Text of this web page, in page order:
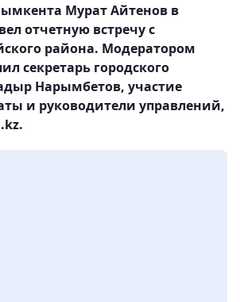
Мурат Айтенов в
отчетную встречу с
района. Модератором
секретарь городского
Нарымбетов, участие
и руководители управлений,